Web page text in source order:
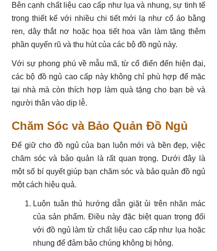
Bên cạnh chất liệu cao cấp như lụa và nhung, sự tinh tế
trong thiết kế với nhiều chi tiết mới lạ như cổ áo bằng
ren, dây thắt nơ hoặc họa tiết hoa văn làm tăng thêm
phần quyến rũ và thu hút của các bộ đồ ngủ này.
Với sự phong phú về mẫu mã, từ cổ điển đến hiện đại,
các bộ đồ ngủ cao cấp này không chỉ phù hợp để mặc
tại nhà mà còn thích hợp làm quà tặng cho bạn bè và
người thân vào dịp lễ.
Chăm Sóc và Bảo Quản Đồ Ngủ
Để giữ cho đồ ngủ của bạn luôn mới và bền đẹp, việc
chăm sóc và bảo quản là rất quan trọng. Dưới đây là
một số bí quyết giúp bạn chăm sóc và bảo quản đồ ngủ
một cách hiệu quả.
Luôn tuân thủ hướng dẫn giặt ủi trên nhãn mác
của sản phẩm. Điều này đặc biệt quan trọng đối
với đồ ngủ làm từ chất liệu cao cấp như lụa hoặc
nhung để đảm bảo chúng không bị hỏng.